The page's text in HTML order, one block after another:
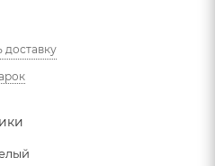
доставку